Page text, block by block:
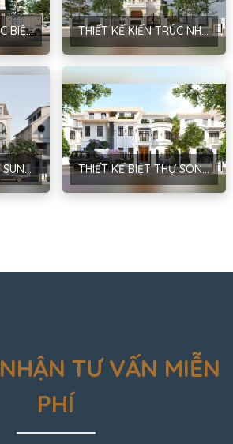
THIẾT KẾ KIẾN TRÚC BIỆT THỰ PHONG CÁCH HIỆN ĐẠI TẠI SÓC SƠN – ANH TÙNG THIẾT KẾ KIẾN TRÚC NHÀ Ở GIA ĐÌNH PHONG CÁCH T N CỔ ĐIỂN TẠI THANH TRÌ – ANH KHÔI
THIẾT KẾ BIỆT THỰ SUNNY GARDEN PHONG CÁCH NEO CLASSIC TẠI HÀ NỘI – ANH QUÂN THIẾT KẾ BIỆT THỰ SONG LẬP TÂN TÂY ĐÔ PHONG CÁCH EUROSTYLE TẠI HÀ NỘI – ANH ĐẠT
NHẬN TƯ VẤN MIỄN
PHÍ